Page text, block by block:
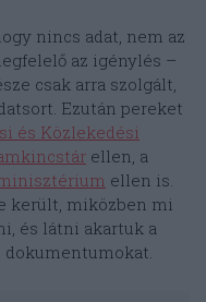
nincs adat, nem az
az igénylés –
csak arra szolgált,
Ezután pereket
és Közlekedési
ellen, a
ellen is.
került, miközben mi
és látni akartuk a
dokumentumokat.